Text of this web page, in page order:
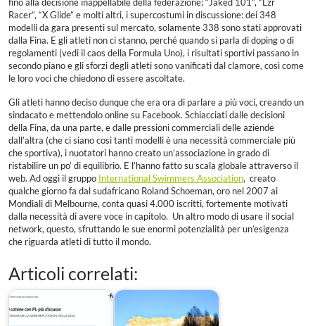
fino alla decisione inappellabile della federazione; “Jaked 101”, “Lzr
Racer”, “X Glide” e molti altri, i supercostumi in discussione: dei 348
modelli da gara presenti sul mercato, solamente 338 sono stati approvati
dalla Fina. E gli atleti non ci stanno, perché quando si parla di doping o di
regolamenti (vedi il caos della Formula Uno), i risultati sportivi passano in
secondo piano e gli sforzi degli atleti sono vanificati dal clamore, così come
le loro voci che chiedono di essere ascoltate.
Gli atleti hanno deciso dunque che era ora di parlare a più voci, creando un
sindacato e mettendolo online su Facebook. Schiacciati dalle decisioni
della Fina, da una parte, e dalle pressioni commerciali delle aziende
dall’altra (che ci siano così tanti modelli è una necessità commerciale più
che sportiva), i nuotatori hanno creato un’associazione in grado di
ristabilire un po’ di equilibrio. E l’hanno fatto su scala globale attraverso il
web. Ad oggi il gruppo International Swimmers Association, creato
qualche giorno fa dal sudafricano Roland Schoeman, oro nel 2007 ai
Mondiali di Melbourne, conta quasi 4.000 iscritti, fortemente motivati
dalla necessità di avere voce in capitolo. Un altro modo di usare il social
network, questo, sfruttando le sue enormi potenzialità per un’esigenza
che riguarda atleti di tutto il mondo.
Articoli correlati: